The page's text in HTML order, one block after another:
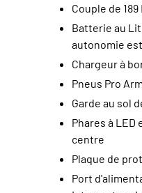
Couple de 189
Batterie au
autonomie
Chargeur à
Pneus Pro
Garde au sol
Phares à
centre
Plaque de
Port